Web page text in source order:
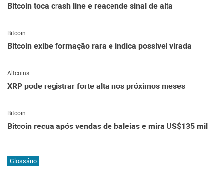
Bitcoin toca crash line e reacende sinal de alta
Bitcoin
Bitcoin exibe formação rara e indica possível virada
Altcoins
XRP pode registrar forte alta nos próximos meses
Bitcoin
Bitcoin recua após vendas de baleias e mira US$135 mil
Glossário